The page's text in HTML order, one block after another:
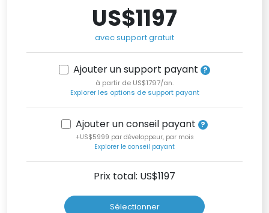
US$1197
avec support gratuit
Ajouter un support payant
à partir de US$1797/an.
Explorer les options de support payant
Ajouter un conseil payant
+US$5999 par développeur, par mois
Explorer le conseil payant
Prix total: US$1197
Sélectionner